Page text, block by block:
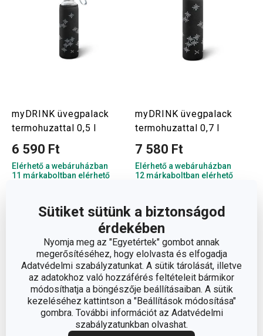
Sütiket sütünk a biztonságod
érdekében
Nyomja meg az "Egyetértek" gombot annak
megerősítéséhez, hogy elolvasta és elfogadja
Adatvédelmi szabályzatunkat. A sütik tárolását, illetve
az adatokhoz való hozzáférés feltételeit bármikor
módosíthatja a böngészője beállításaiban. A sütik
kezeléséhez kattintson a "Beállítások módosítása"
gombra. További információt az Adatvédelmi
szabályzatunkban olvashat.
myDRINK üvegpalack
termohuzattal 0,5 l
6 590 Ft
Elérhető a webáruházban
11 márkaboltban elérhető
myDRINK üvegpalack
termohuzattal 0,7 l
7 580 Ft
Elérhető a webáruházban
12 márkaboltban elérhető